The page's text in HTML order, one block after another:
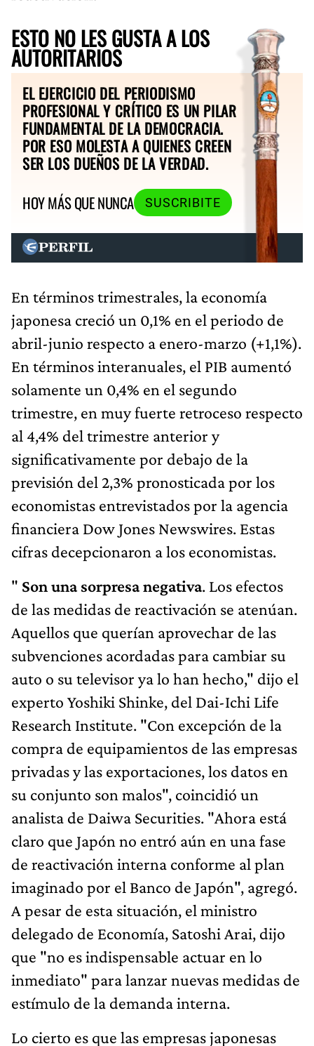
ESTO NO LES GUSTA A LOS
AUTORITARIOS
EL EJERCICIO DEL PERIODISMO
PROFESIONAL Y CRÍTICO ES UN PILAR
FUNDAMENTAL DE LA DEMOCRACIA.
POR ESO MOLESTA A QUIENES CREEN
SER LOS DUEÑOS DE LA VERDAD.
HOY MÁS QUE NUNCA
SUSCRIBITE
En términos trimestrales, la economía
japonesa creció un 0,1% en el periodo de
abril-junio respecto a enero-marzo (+1,1%).
En términos interanuales, el PIB aumentó
solamente un 0,4% en el segundo
trimestre, en muy fuerte retroceso respecto
al 4,4% del trimestre anterior y
significativamente por debajo de la
previsión del 2,3% pronosticada por los
economistas entrevistados por la agencia
financiera Dow Jones Newswires. Estas
cifras decepcionaron a los economistas.
" Son una sorpresa negativa. Los efectos
de las medidas de reactivación se atenúan.
Aquellos que querían aprovechar de las
subvenciones acordadas para cambiar su
auto o su televisor ya lo han hecho," dijo el
experto Yoshiki Shinke, del Dai-Ichi Life
Research Institute. "Con excepción de la
compra de equipamientos de las empresas
privadas y las exportaciones, los datos en
su conjunto son malos", coincidió un
analista de Daiwa Securities. "Ahora está
claro que Japón no entró aún en una fase
de reactivación interna conforme al plan
imaginado por el Banco de Japón", agregó.
A pesar de esta situación, el ministro
delegado de Economía, Satoshi Arai, dijo
que "no es indispensable actuar en lo
inmediato" para lanzar nuevas medidas de
estímulo de la demanda interna.
Lo cierto es que las empresas japonesas